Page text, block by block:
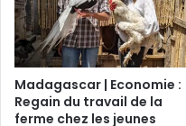
Madagascar | Economie :
Regain du travail de la
ferme chez les jeunes